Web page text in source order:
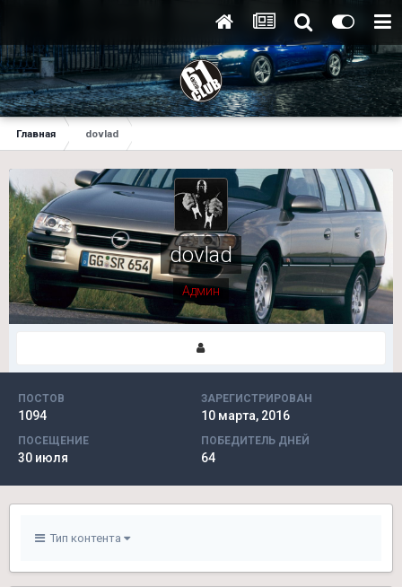
Главная dovlad
dovlad
Админ
ПОСТОВ
1094
ЗАРЕГИСТРИРОВАН
10 марта, 2016
ПОСЕЩЕНИЕ
30 июля
ПОБЕДИТЕЛЬ ДНЕЙ
64
Тип контента